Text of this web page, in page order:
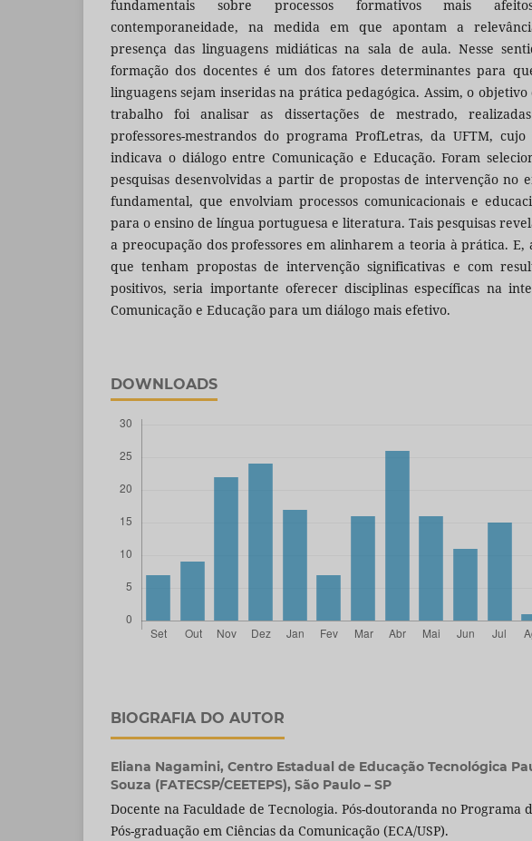
fundamentais sobre processos formativos mais
contemporaneidade, na medida em que apontam a
presença das linguagens midiáticas na sala de aula. Nesse
formação dos docentes é um dos fatores determinantes para
linguagens sejam inseridas na prática pedagógica. Assim, o objetivo
trabalho foi analisar as dissertações de mestrado,
professores-mestrandos do programa ProfLetras, da UFTM, cujo
indicava o diálogo entre Comunicação e Educação. Foram
pesquisas desenvolvidas a partir de propostas de intervenção no
fundamental, que envolviam processos comunicacionais e
para o ensino de língua portuguesa e literatura. Tais pesquisas
a preocupação dos professores em alinharem a teoria à prática. E,
que tenham propostas de intervenção significativas e com
positivos, seria importante oferecer disciplinas específicas na
Comunicação e Educação para um diálogo mais efetivo.
DOWNLOADS
BIOGRAFIA DO AUTOR
Eliana Nagamini, Centro Estadual de Educação Tecnológica
Souza (FATECSP/CEETEPS), São Paulo – SP
Docente na Faculdade de Tecnologia. Pós-doutoranda no Programa
Pós-graduação em Ciências da Comunicação (ECA/USP).